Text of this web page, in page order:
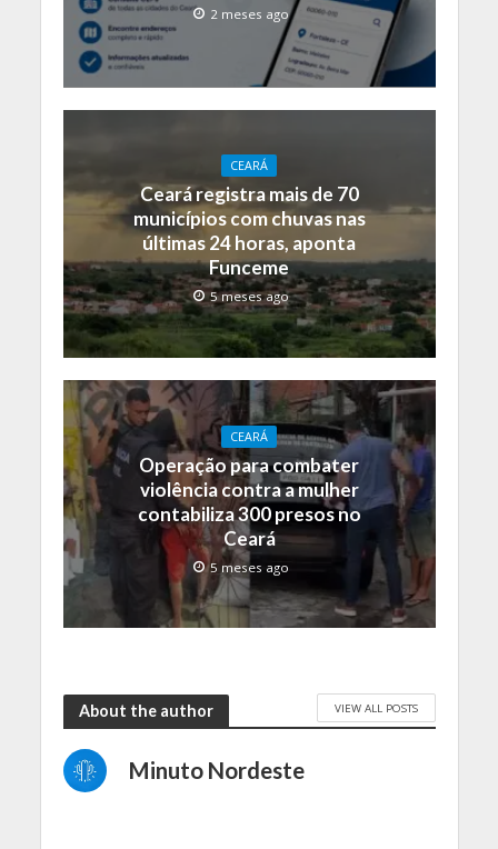
2 meses ago
CEARÁ
Ceará registra mais de 70
municípios com chuvas nas
últimas 24 horas, aponta
Funceme
5 meses ago
CEARÁ
Operação para combater
violência contra a mulher
contabiliza 300 presos no
Ceará
5 meses ago
About the author VIEW ALL POSTS
Minuto Nordeste